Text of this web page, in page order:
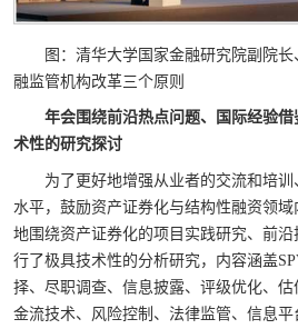
图：清华大学国家金融研究院副院
融监管机构改革三个原则
年会围绕前沿热点问题、国际经验
术性的研究探讨
为了更好地增强从业者的交流和培
水平，鼓励资产证券化与结构性融资领
地围绕资产证券化的项目实践研究、前
行了极具技术性的分析研究，内容涵盖
择、尽职调查、信息披露、评级优化、
金流技术、风险控制、法律监管、信息平